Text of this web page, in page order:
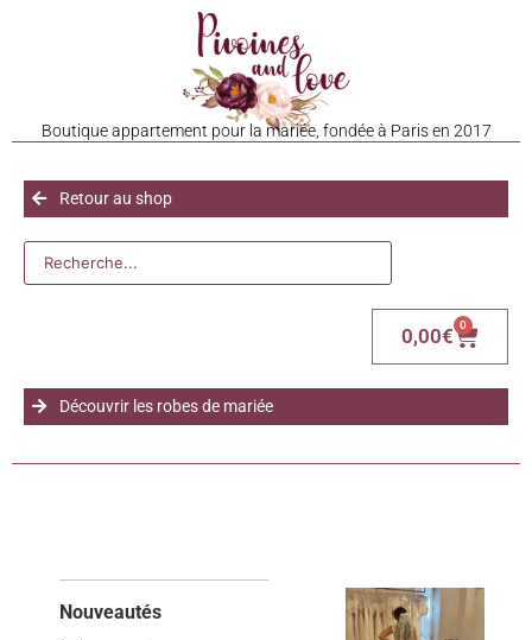
Boutique appartement pour la mariée, fondée à Paris en 2017
Retour au shop
0,00€ 0
Découvrir les robes de mariée
Nouveautés